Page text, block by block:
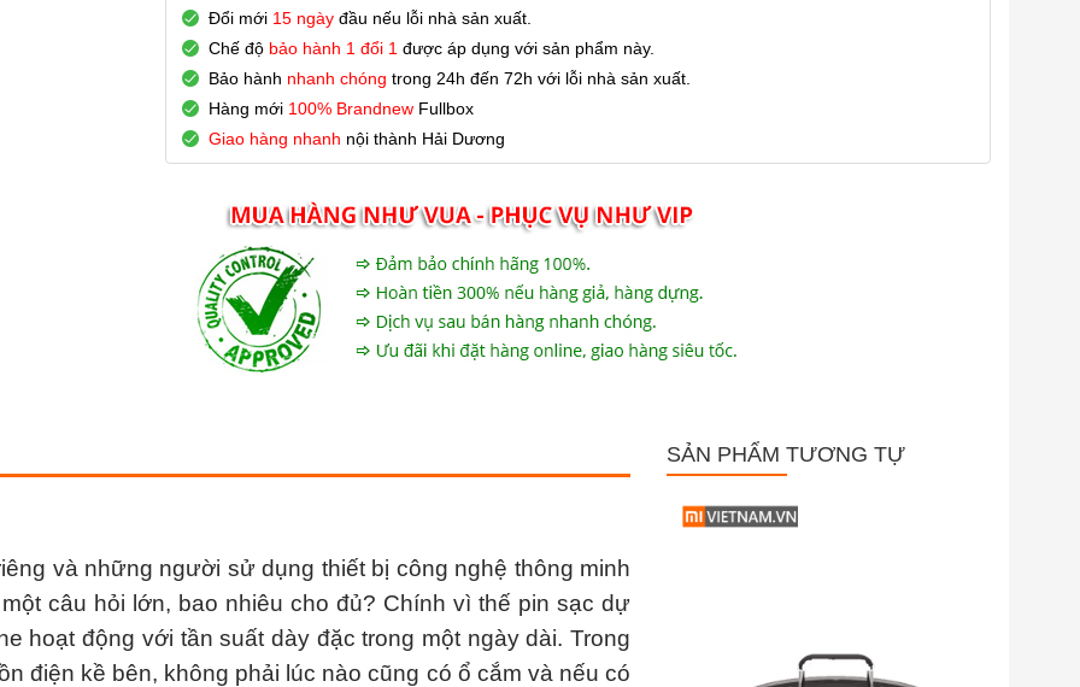
Đổi mới 15 ngàyđầu nếu lỗi nhà sản xuất.
Chế độ bảo hành 1 đổi 1 được áp dụng với sản phẩm này.
Bảo hành nhanh chóng trong 24h đến 72h với lỗi nhà sản xuất.
Hàng mới 100% BrandnewFullbox
Giao hàng nhanh nội thành Hải Dương
và những người sử dụng thiết bị công nghệ thông minh
câu hỏi lớn, bao nhiêu cho đủ? Chính vì thế pin sạc dự
hoạt động với tần suất dày đặc trong một ngày dài. Trong
điện kề bên, không phải lúc nào cũng có ổ cắm và nếu có
SẢN PHẨM TƯƠNG TỰ